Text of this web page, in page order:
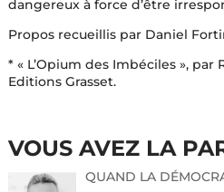
dangereux à force d’être
Propos recueillis par Daniel
* « L’Opium des Imbéciles », par
Editions Grasset.
VOUS AVEZ LA
QUAND LA